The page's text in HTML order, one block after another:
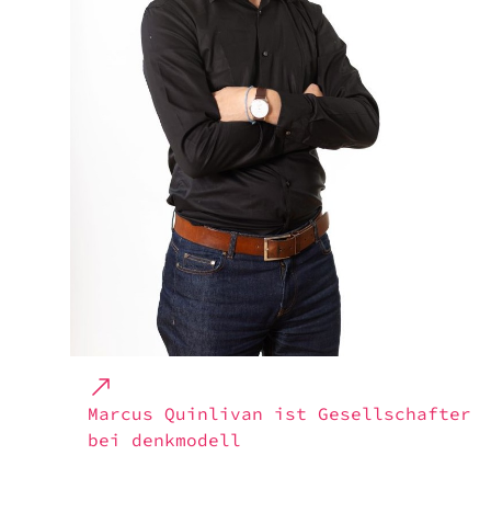
Marcus Quin­li­van ist Gesell­schaf­ter
bei denk­mo­dell